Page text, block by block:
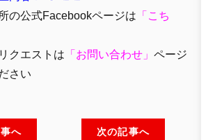
の公式Facebookページは 「 こち
クエストは 「 お問い合わせ 」 ページ
さい
へ 次の記事へ